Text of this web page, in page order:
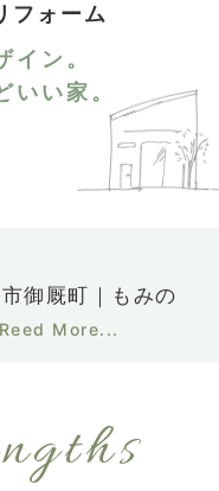
フォーム
イン。
いい家。
御厩町｜もみの